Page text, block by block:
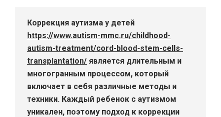
Коррекция аутизма у детей
https://www.autism-mmc.ru/childhood-
autism-treatment/cord-blood-stem-cells-
transplantation/ является длительным и
многогранным процессом, который
включает в себя различные методы и
техники. Каждый ребенок с аутизмом
уникален, поэтому подход к коррекции